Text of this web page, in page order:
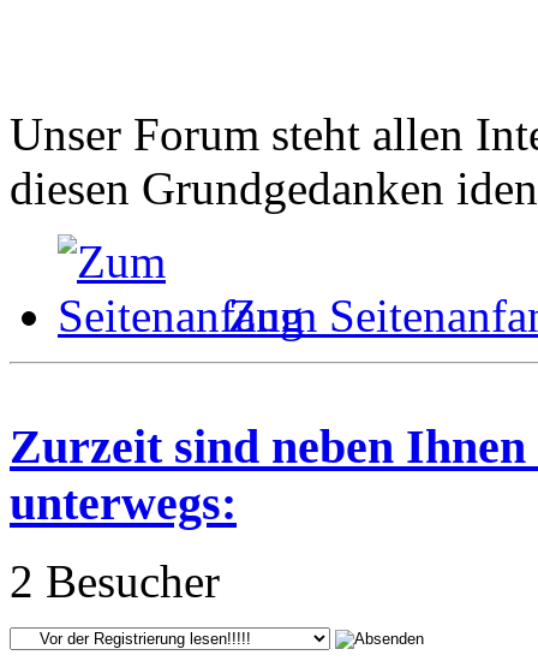
Unser Forum steht allen
diesen Grundgedanken
Zum
Zurzeit sind neben
unterwegs:
2 Besucher